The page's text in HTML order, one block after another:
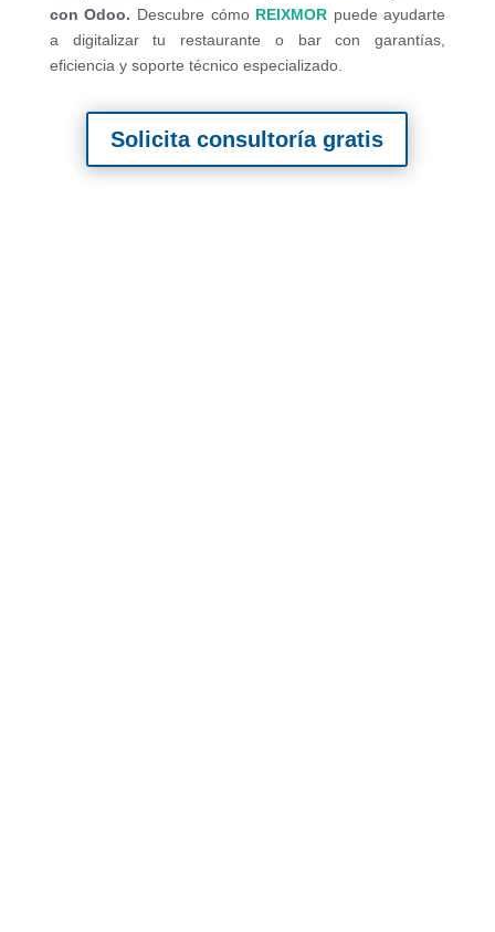
con Odoo. Descubre cómo REIXMOR puede ayudarte
a digitalizar tu restaurante o bar con garantías,
eficiencia y soporte técnico especializado.
Solicita consultoría gratis